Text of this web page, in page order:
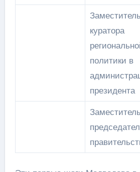
Заместитель
куратора
политики в
президента
Заместитель